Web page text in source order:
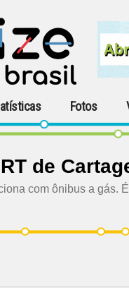
Fotos
de
com ônibus a gás.